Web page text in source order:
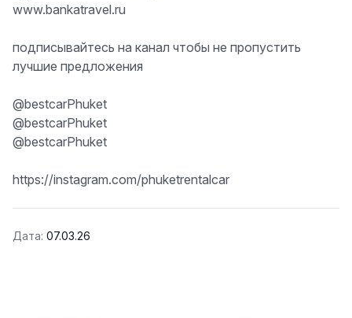
www.bankatravel.ru
подписывайтесь на канал чтобы не пропустить
лучшие предложения
@bestcarPhuket
@bestcarPhuket
@bestcarPhuket
https://instagram.com/phuketrentalcar
Дата: 07.03.26